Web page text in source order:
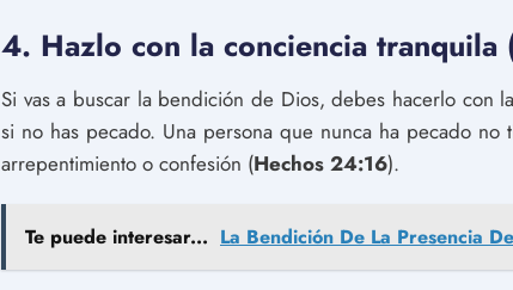
4. Hazlo con la conciencia tranquila
Si vas a buscar la bendición de Dios, debes hacerlo
si no has pecado. Una persona que nunca ha pecado
arrepentimiento o confesión (Hechos 24:16).
Te puede interesar... La Bendición De La Presencia